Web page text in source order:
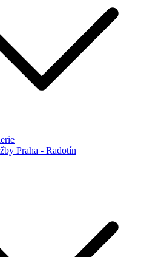
Praha - Radotín